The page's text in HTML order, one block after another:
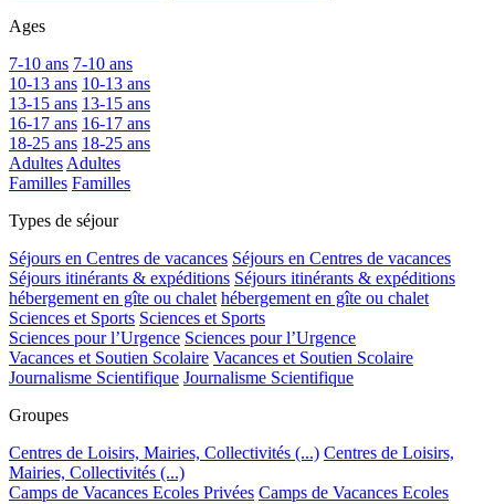
Ages
7-10 ans 7-10 ans
10-13 ans 10-13 ans
13-15 ans 13-15 ans
16-17 ans 16-17 ans
18-25 ans 18-25 ans
AdultesAdultes
Familles Familles
Types de séjour
Séjours en Centres de vacances Séjours en Centres de vacances
Séjours itinérants & expéditions Séjours itinérants & expéditions
hébergement en gîte ou chalet hébergement en gîte ou chalet
Sciences et Sports Sciences et Sports
Sciences pour l’Urgence Sciences pour l’Urgence
Vacances et Soutien Scolaire Vacances et Soutien Scolaire
Journalisme Scientifique Journalisme Scientifique
Groupes
Centres de Loisirs, Mairies, Collectivités (...) Centres de Loisirs,
Mairies, Collectivités (...)
Camps de Vacances Ecoles Privées Camps de Vacances Ecoles